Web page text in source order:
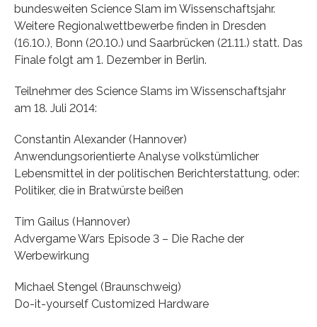
bundesweiten Science Slam im Wissenschaftsjahr.
Weitere Regionalwettbewerbe finden in Dresden
(16.10.), Bonn (20.10.) und Saarbrücken (21.11.) statt. Das
Finale folgt am 1. Dezember in Berlin.
Teilnehmer des Science Slams im Wissenschaftsjahr
am 18. Juli 2014:
Constantin Alexander (Hannover)
Anwendungsorientierte Analyse volkstümlicher
Lebensmittel in der politischen Berichterstattung, oder:
Politiker, die in Bratwürste beißen
Tim Gailus (Hannover)
Advergame Wars Episode 3 – Die Rache der
Werbewirkung
Michael Stengel (Braunschweig)
Do-it-yourself Customized Hardware